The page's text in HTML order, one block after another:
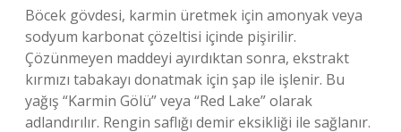
Böcek gövdesi, karmin üretmek için amonyak veya
sodyum karbonat çözeltisi içinde pişirilir.
Çözünmeyen maddeyi ayırdıktan sonra, ekstrakt
kırmızı tabakayı donatmak için şap ile işlenir. Bu
yağış “Karmin Gölü” veya “Red Lake” olarak
adlandırılır. Rengin saflığı demir eksikliği ile sağlanır.